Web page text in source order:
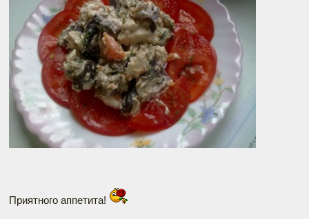
Приятного аппетита!